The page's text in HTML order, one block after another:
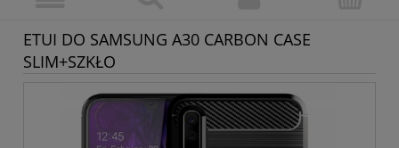
ETUI DO SAMSUNG A30 CARBON CASE
SLIM+SZKŁO